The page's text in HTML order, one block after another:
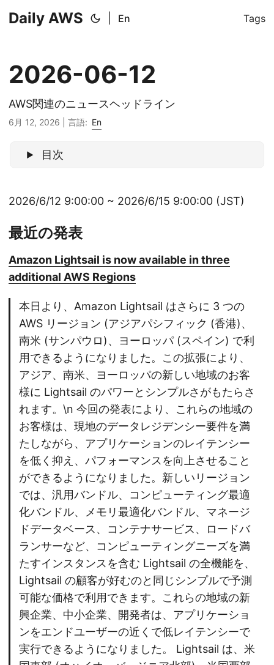
Daily AWS En Tags
2026-06-12
AWS関連のニュースヘッドライン
6月 12, 2026 言語: En
目次
2026/6/12 9:00:00 ~ 2026/6/15 9:00:00 (JST)
最近の発表
Amazon Lightsail is now available in three
additional AWS Regions
本日より、Amazon Lightsail はさらに 3 つの
AWS リージョン (アジアパシフィック (香港)、
南米 (サンパウロ)、ヨーロッパ (スペイン) で利
用できるようになりました。この拡張により、
アジア、南米、ヨーロッパの新しい地域のお客
様に Lightsail のパワーとシンプルさがもたらさ
れます。\n 今回の発表により、これらの地域の
お客様は、現地のデータレジデンシー要件を満
たしながら、アプリケーションのレイテンシー
を低く抑え、パフォーマンスを向上させること
ができるようになりました。新しいリージョン
では、汎用バンドル、コンピューティング最適
化バンドル、メモリ最適化バンドル、マネージ
ドデータベース、コンテナサービス、ロードバ
ランサーなど、コンピューティングニーズを満
たすインスタンスを含む Lightsail の全機能を、
Lightsail の顧客が好むのと同じシンプルで予測
可能な価格で利用できます。これらの地域の新
興企業、中小企業、開発者は、アプリケーショ
ンをエンドユーザーの近くで低レイテンシーで
実行できるようになりました。 Lightsail は、米